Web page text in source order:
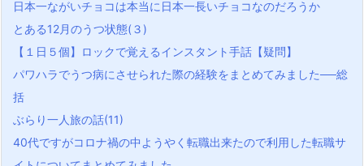
日本一ながいチョコは本当に日本一長いチョコなのだろうか
とある12月のうつ状態(３)
【１日５個】ロックで覚えるインスタント手話【疑問】
パワハラでうつ病にさせられた際の経験をまとめてみました──総
括
ぶらり一人旅の話(11)
40代ですがコロナ禍の中ようやく転職出来たので利用した転職サ